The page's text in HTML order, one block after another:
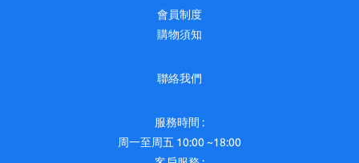
會員制度
購物須知
聯絡我們
服務時間 :
周一至周五 10:00 ~18:00